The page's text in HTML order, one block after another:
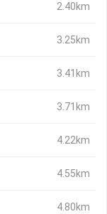
2.40km
3.25km
3.41km
3.71km
4.22km
4.55km
4.80km